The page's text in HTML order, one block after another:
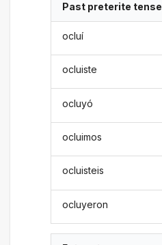
Past preterite tense
ocluí
ocluiste
ocluyó
ocluimos
ocluisteis
ocluyeron